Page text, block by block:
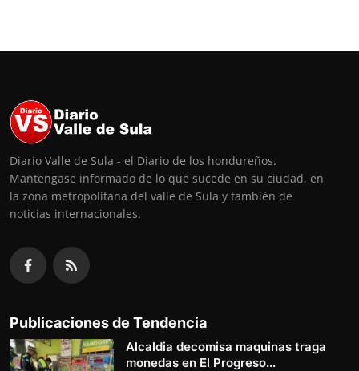
Diario Valle de Sula - el Diario de los hondureños.
Mantengase informado de lo que sucede en su ciudad, en
la zona metropolitana del valle de Sula y también de
noticias internacionales.
Publicaciones de Tendencia
Alcaldia decomisa maquinas traga
monedas en El Progreso...